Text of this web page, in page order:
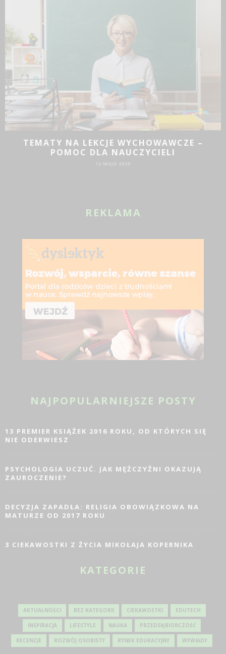
JAKIE DZIAŁANIA PROMOCYJNE SPRAWDZĄ
REKLAMA
NAJPOPULARNIEJSZE POSTY
13 PREMIER KSIĄŻEK 2016 ROKU, OD KTÓRYCH SIĘ
NIE ODERWIESZ
PSYCHOLOGIA UCZUĆ. JAK MĘŻCZYŹNI OKAZUJĄ
ZAUROCZENIE?
DECYZJA ZAPADŁA: RELIGIA OBOWIĄZKOWA NA
MATURZE OD 2017 ROKU
3 CIEKAWOSTKI Z ŻYCIA MIKOŁAJA KOPERNIKA
KATEGORIE
AKTUALNOŚCI BEZ KATEGORII CIEKAWOSTKI EDUTECH
INSPIRACJA LIFESTYLE NAUKA PRZEDSIĘBIORCZOŚĆ
RECENZJE ROZWÓJ OSOBISTY RYNEK EDUKACYJNY WYWIADY